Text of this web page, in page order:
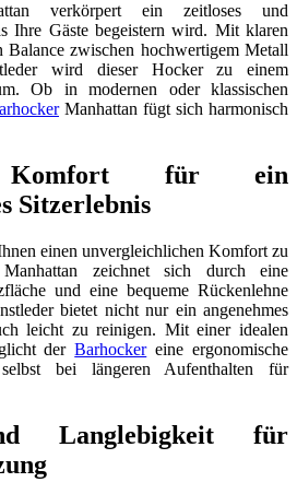
verkörpert ein zeitloses und
Ihre Gäste begeistern wird. Mit klaren
zwischen hochwertigem Metall
wird dieser Hocker zu einem
Ob in modernen oder klassischen
Manhattan fügt sich harmonisch
Komfort für ein
Sitzerlebnis
einen unvergleichlichen Komfort zu
zeichnet sich durch eine
und eine bequeme Rückenlehne
bietet nicht nur ein angenehmes
leicht zu reinigen. Mit einer idealen
derBarhockereine ergonomische
bei längeren Aufenthalten für
Langlebigkeit für